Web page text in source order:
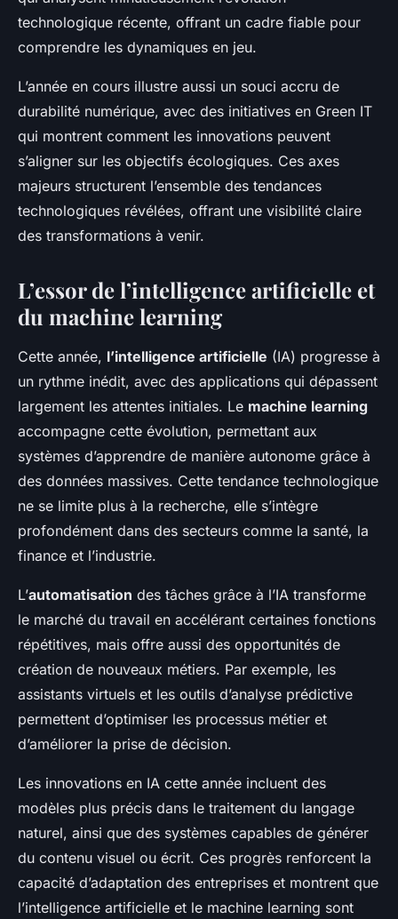
technologique récente, offrant un cadre fiable pour
comprendre les dynamiques en jeu.
L’année en cours illustre aussi un souci accru de
durabilité numérique, avec des initiatives en Green IT
qui montrent comment les innovations peuvent
s’aligner sur les objectifs écologiques. Ces axes
majeurs structurent l’ensemble des tendances
technologiques révélées, offrant une visibilité claire
des transformations à venir.
L’essor de l’intelligence artificielle et
du machine learning
Cette année, l’intelligence artificielle (IA) progresse à
un rythme inédit, avec des applications qui dépassent
largement les attentes initiales. Le machine learning
accompagne cette évolution, permettant aux
systèmes d’apprendre de manière autonome grâce à
des données massives. Cette tendance technologique
ne se limite plus à la recherche, elle s’intègre
profondément dans des secteurs comme la santé, la
finance et l’industrie.
L’automatisation des tâches grâce à l’IA transforme
le marché du travail en accélérant certaines fonctions
répétitives, mais offre aussi des opportunités de
création de nouveaux métiers. Par exemple, les
assistants virtuels et les outils d’analyse prédictive
permettent d’optimiser les processus métier et
d’améliorer la prise de décision.
Les innovations en IA cette année incluent des
modèles plus précis dans le traitement du langage
naturel, ainsi que des systèmes capables de générer
du contenu visuel ou écrit. Ces progrès renforcent la
capacité d’adaptation des entreprises et montrent que
l’intelligence artificielle et le machine learning sont